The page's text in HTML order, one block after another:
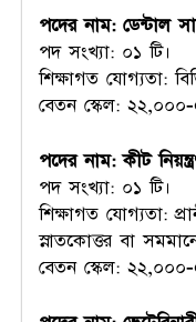
পদের নাম: ডেন্টাল
পদ সংখ্যা: ০১ টি।
শিক্ষাগত যোগ্যতা:
বেতন স্কেল:
পদের নাম: কীট
পদ সংখ্যা: ০১ টি।
শিক্ষাগত যোগ্যতা:
স্নাতকোত্তর বা
বেতন স্কেল: